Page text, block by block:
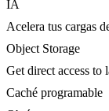
IA
Acelera tus cargas
Object Storage
Get direct access to
Caché programable